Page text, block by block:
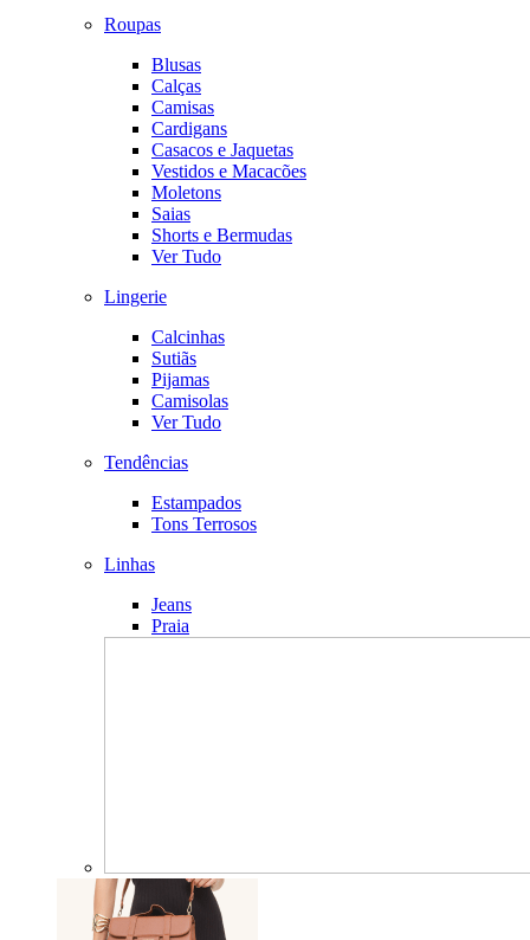
Roupas
Blusas
Calças
Camisas
Cardigans
Casacos e Jaquetas
Vestidos e Macacões
Moletons
Saias
Shorts e Bermudas
Ver Tudo
Lingerie
Calcinhas
Sutiãs
Pijamas
Camisolas
Ver Tudo
Tendências
Estampados
Tons Terrosos
Linhas
Jeans
Praia